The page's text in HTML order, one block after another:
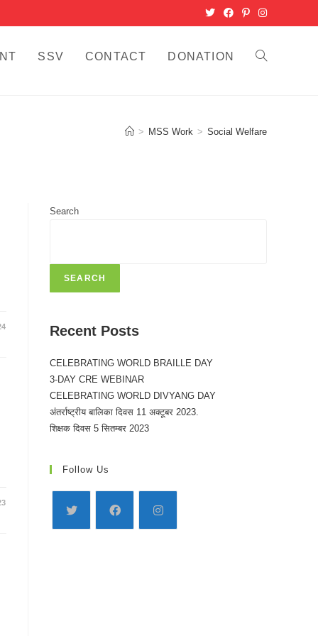
SSV CONTACT DONATION TOGGLE
> MSS Work > Social Welfare
Search
SEARCH
Recent Posts
CELEBRATING WORLD BRAILLE DAY
3-DAY CRE WEBINAR
CELEBRATING WORLD DIVYANG DAY
अंतर्राष्ट्रीय बालिका दिवस 11 अक्टूबर 2023.
शिक्षक दिवस 5 सितम्बर 2023
Follow Us